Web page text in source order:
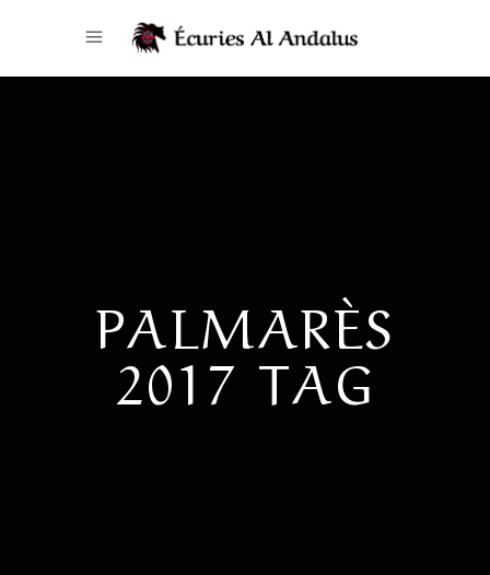
PALMARÈS
2017 TAG